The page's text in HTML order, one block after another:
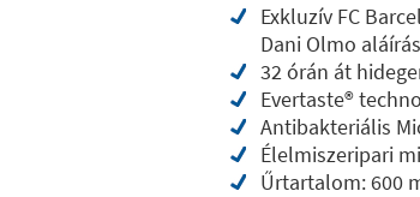
Exkluzív FC
Dani Olmo
32 órán át
Evertaste®️
Antibakteriális
Élelmiszeripari
Űrtartalom: 600